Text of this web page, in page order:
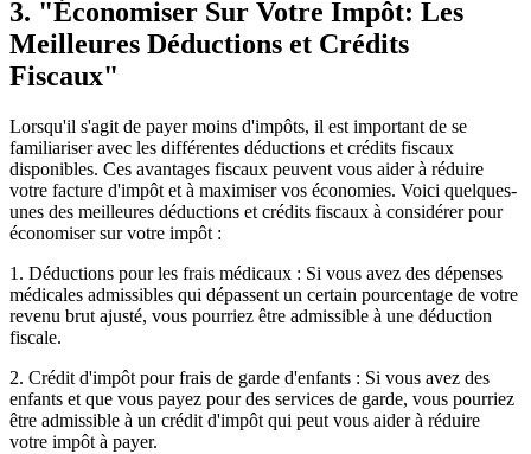
3. "Économiser Sur Votre Impôt: Les
Meilleures Déductions et Crédits
Fiscaux"
Lorsqu'il s'agit de payer moins d'impôts, il est important de se
familiariser avec les différentes déductions et crédits fiscaux
disponibles. Ces avantages fiscaux peuvent vous aider à réduire
votre facture d'impôt et à maximiser vos économies. Voici quelques-
unes des meilleures déductions et crédits fiscaux à considérer pour
économiser sur votre impôt :
1. Déductions pour les frais médicaux : Si vous avez des dépenses
médicales admissibles qui dépassent un certain pourcentage de votre
revenu brut ajusté, vous pourriez être admissible à une déduction
fiscale.
2. Crédit d'impôt pour frais de garde d'enfants : Si vous avez des
enfants et que vous payez pour des services de garde, vous pourriez
être admissible à un crédit d'impôt qui peut vous aider à réduire
votre impôt à payer.